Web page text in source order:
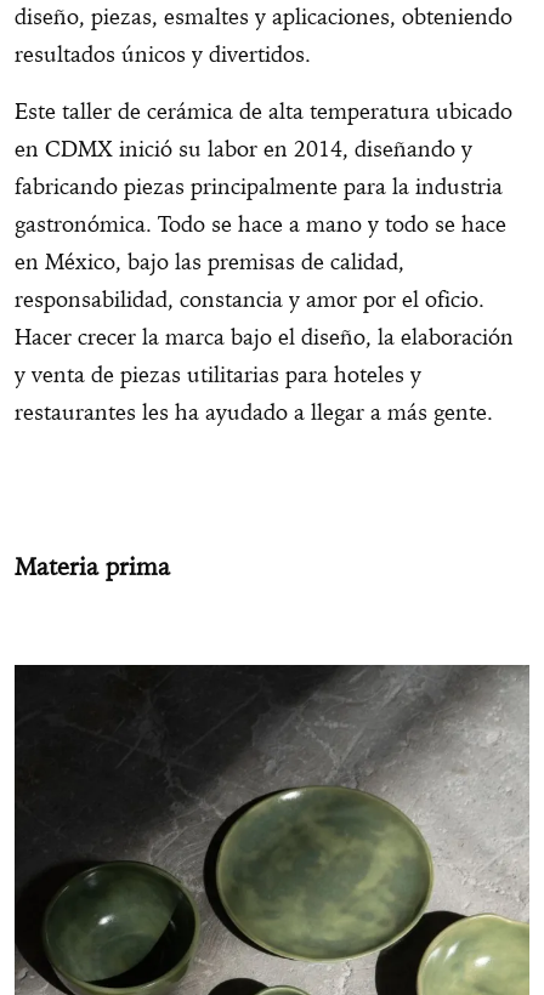
diseño, piezas, esmaltes y aplicaciones, obteniendo
resultados únicos y divertidos.
Este taller de cerámica de alta temperatura ubicado
en CDMX inició su labor en 2014, diseñando y
fabricando piezas principalmente para la industria
gastronómica. Todo se hace a mano y todo se hace
en México, bajo las premisas de calidad,
responsabilidad, constancia y amor por el oficio.
Hacer crecer la marca bajo el diseño, la elaboración
y venta de piezas utilitarias para hoteles y
restaurantes les ha ayudado a llegar a más gente.
Materia prima